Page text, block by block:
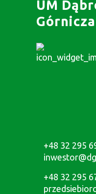
UM
Górnicza
+48 32 295
+48 32 295